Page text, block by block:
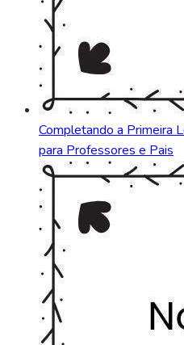
Completando a Primeira
para Professores e Pais